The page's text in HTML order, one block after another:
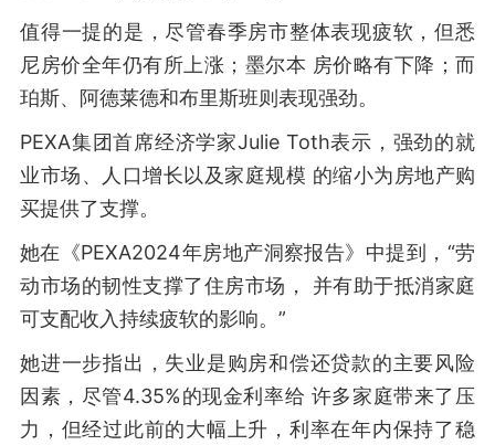
值得一提的是，尽管春季房市整体表现疲软，但悉
尼房价全年仍有所上涨；墨尔本 房价略有下降；而
珀斯、阿德莱德和布里斯班则表现强劲。
PEXA集团首席经济学家Julie Toth表示，强劲的就
业市场、人口增长以及家庭规模 的缩小为房地产购
买提供了支撑。
她在《PEXA2024年房地产洞察报告》中提到，“劳
动市场的韧性支撑了住房市场， 并有助于抵消家庭
可支配收入持续疲软的影响。”
她进一步指出，失业是购房和偿还贷款的主要风险
因素，尽管4.35%的现金利率给 许多家庭带来了压
力，但经过此前的大幅上升，利率在年内保持了稳